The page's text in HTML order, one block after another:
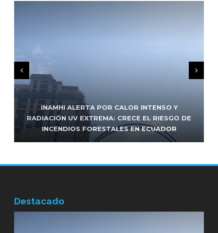
INAMHI ALERTA POR CALOR INTENSO Y
RADIACIÓN UV EXTREMA: CRECE EL RIESGO DE
INCENDIOS FORESTALES EN ECUADOR
FUNCIONARIO DEL MUNICIPIO DE MANTA FUE
ASESINADO EN ATAQUE ARMADO
FRENTE DE IZQUIERDA ENCABEZADO POR
UNIDAD POPULAR RESPALDARÁ LA REELECCIÓN
DE PABEL MUÑOZ EN QUITO
Destacado